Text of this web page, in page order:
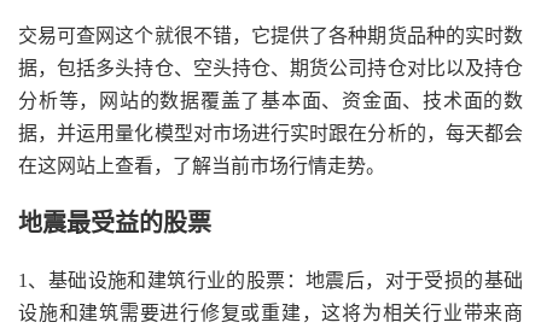
交易可查网这个就很不错，它提供了各种期货品种的实时数
据，包括多头持仓、空头持仓、期货公司持仓对比以及持仓
分析等，网站的数据覆盖了基本面、资金面、技术面的数
据，并运用量化模型对市场进行实时跟在分析的，每天都会
在这网站上查看，了解当前市场行情走势。
地震最受益的股票
1、基础设施和建筑行业的股票：地震后，对于受损的基础
设施和建筑需要进行修复或重建，这将为相关行业带来商